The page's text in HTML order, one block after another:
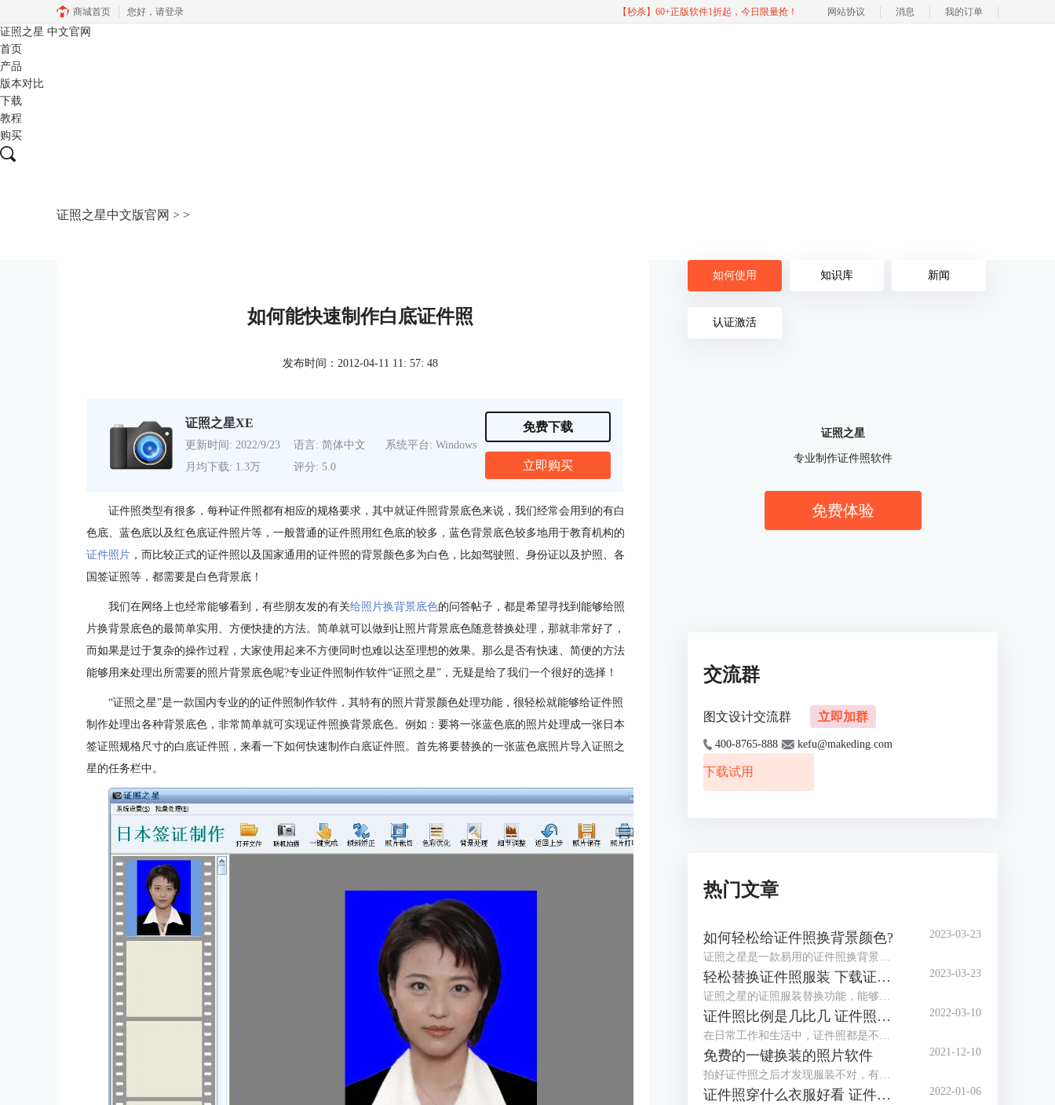
商城首页 您好， 请登录 【秒杀】60+正版软件1折起，今日限量抢！ 网站协议 消息 我的订单
证照之星 中文官网
首页
产品
版本对比
下载
教程
购买
证照之星中文版官网 > >
如何能快速制作白底证件照
发布时间：2012-04-11 11: 57: 48
证照之星XE
更新时间: 2022/9/23 语言: 简体中文
系统平台: Windows
月均下载: 1.3万
评分: 5.0
免费下载
立即购买
证件照类型有很多，每种证件照都有相应的规格要求，其中就证件照背景底色来说，我们经常会用到的有白
色底、蓝色底以及红色底证件照片等，一般普通的证件照用红色底的较多，蓝色背景底色较多地用于教育机构的
证件照片 ，而比较正式的证件照以及国家通用的证件照的背景颜色多为白色，比如驾驶照、身份证以及护照、各
国签证照等，都需要是白色背景底！
我们在网络上也经常能够看到，有些朋友发的有关给照片换背景底色的问答帖子，都是希望寻找到能够给照
片换背景底色的最简单实用、方便快捷的方法。简单就可以做到让照片背景底色随意替换处理，那就非常好了，
而如果是过于复杂的操作过程，大家使用起来不方便同时也难以达至理想的效果。那么是否有快速、简便的方法
能够用来处理出所需要的照片背景底色呢?专业证件照制作软件“证照之星”，无疑是给了我们一个很好的选择！
“证照之星”是一款国内专业的的证件照制作软件，其特有的照片背景颜色处理功能，很轻松就能够给证件照
制作处理出各种背景底色，非常简单就可实现证件照换背景底色。例如：要将一张蓝色底的照片处理成一张日本
签证照规格尺寸的白底证件照，来看一下如何快速制作白底证件照。首先将要替换的一张蓝色底照片导入证照之
星的任务栏中。
如何使用 知识库 新闻
认证激活
证照之星
专业制作证件照软件
免费体验
交流群
图文设计交流群 立即加群
400-8765-888 kefu@makeding.com
下载试用
热门文章
如何轻松给证件照换背景颜色?
证照之星是一款易用的证件照换背景软件，协助你方便快捷处理证件照片。 “一键裁剪”，“自动纠正倾斜”，“轻松换背景”等功能让你在几秒钟内完成证件照的处理编辑。
2023-03-23
轻松替换证件照服装 下载证件照服装模板
证照之星的证照服装替换功能，能够将普通便装照片替换成符合证件照要求的正装证件照片。
2023-03-23
证件照比例是几比几 证件照比例怎么修改
在日常工作和生活中，证件照都是不可或缺的，而证件照的比例和尺寸又都不相同，那么你知道，证件照比例是几比几，证件照比例怎么修改，今天小编就和大家分享一下。
2022-03-10
免费的一键换装的照片软件
拍好证件照之后才发现服装不对，有没有免费的一键换装的照片软件？这种棘手的任务，交给证件照工具就对了！证件照工具内置多款正装、西服模板，可以很好地满足换装的需求。
2021-12-10
证件照穿什么衣服好看 证件照衣服素材 2022-01-06